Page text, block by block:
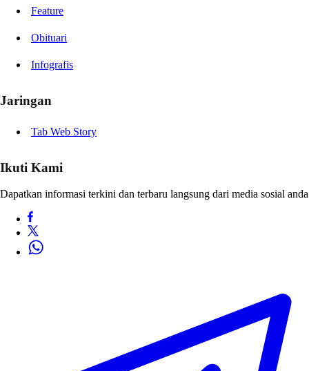
Feature
Obituari
Infografis
Jaringan
Tab Web Story
Ikuti Kami
Dapatkan informasi terkini dan terbaru langsung dari media sosial anda